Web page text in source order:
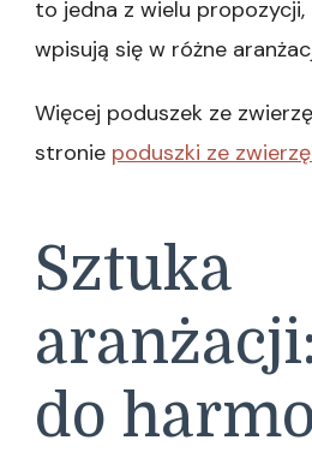
to jedna z wielu
wpisują się w różne
Więcej poduszek ze
stronie poduszki ze
Sztuka
do